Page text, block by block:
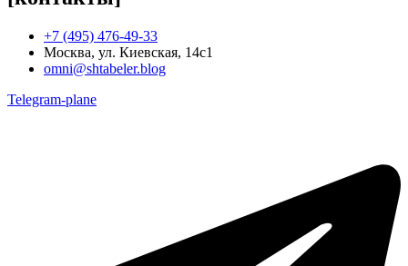
+7 (495) 476-49-33
Москва, ул. Киевская, 14с1
omni@shtabeler.blog
Telegram-plane